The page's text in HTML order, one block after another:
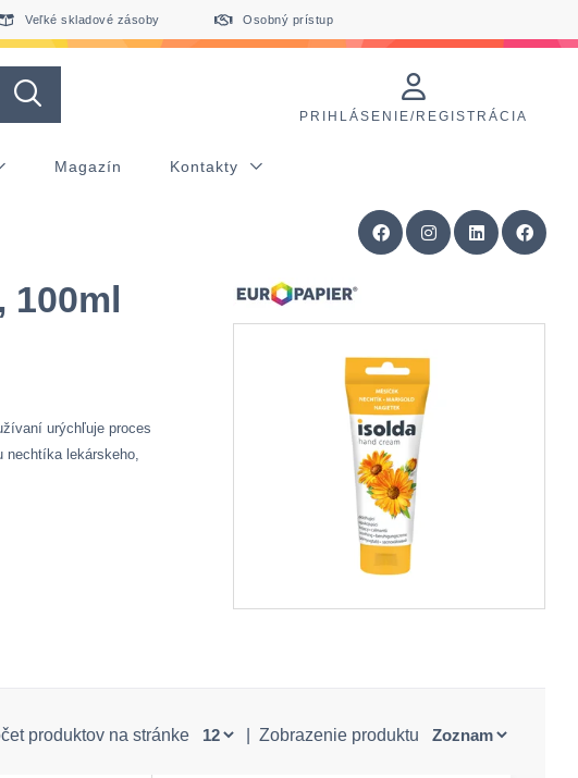
Veľké skladové zásoby Osobný prístup
PRIHLÁSENIE/REGISTRÁCIA
Magazín Kontakty
100ml
urýchľuje proces
nechtíka lekárskeho,
produktov na stránke Zobrazenie produktu